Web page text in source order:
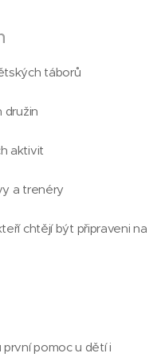
táborů
družin
aktivit
a trenéry
chtějí být připraveni na
pomoc u dětí i